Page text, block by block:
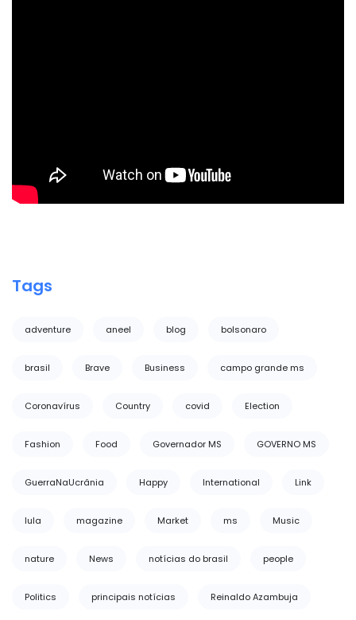
Tags
adventure aneel blog bolsonaro
brasil Brave Business campo grande ms
Coronavírus Country covid Election
Fashion Food Governador MS GOVERNO MS
GuerraNaUcrânia Happy International Link
lula magazine Market ms Music
nature News notícias do brasil people
Politics principais notícias Reinaldo Azambuja